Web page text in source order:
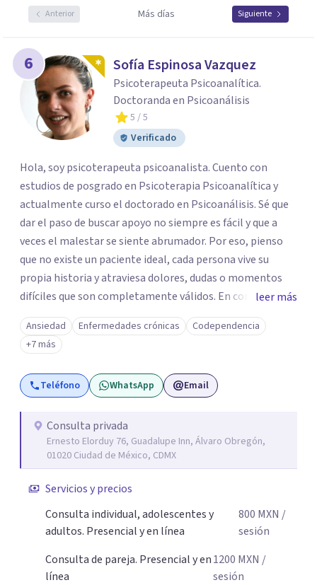
Anterior Más días Siguiente
6 Sofía Espinosa Vazquez
Psicoterapeuta Psicoanalítica.
Doctoranda en Psicoanálisis
5 / 5
Verificado
Hola, soy psicoterapeuta psicoanalista. Cuento con
estudios de posgrado en Psicoterapia Psicoanalítica y
actualmente curso el doctorado en Psicoanálisis. Sé que
dar el paso de buscar apoyo no siempre es fácil y que a
veces el malestar se siente abrumador. Por eso, pienso
que no existe un paciente ideal, cada persona vive su
propia historia y atraviesa dolores, dudas o momentos
difíciles que son completamente válidos. En consulta, mi
intención es ofrecerte un espacio humano y seguro, en el
que sientas la confianza para expresarte y sentir. Nos
daremos el tiempo de ir recorriendo tu historia de vida,
identificando con calma de dónde viene aquello que hoy
pesa haciendo consciente el origen, tus emociones y
para comprender mejor tu mundo interno o cualquier
situación que estés atravesando. Acompañarte en lo que
sientes es el primer paso para darle un nuevo sentido a
amabilidad e ir soltando de a poco las cargas que llevas
día a día. Si buscas un espacio donde sentirte escuchado o
escuchada y reencontrarte contigo y tu tranquilidad, aquí
estoy para acompañarte en tu proceso.
leer más
Ansiedad Enfermedades crónicas
Codependencia
+7 más
Teléfono WhatsApp Email
Consulta privada
Ernesto Elorduy 76, Guadalupe Inn, Álvaro Obregón,
01020 Ciudad de México, CDMX
Servicios y precios
Consulta individual, adolescentes y
adultos. Presencial y en línea
800 MXN /
sesión
Consulta de pareja. Presencial y en
línea
1200 MXN /
sesión